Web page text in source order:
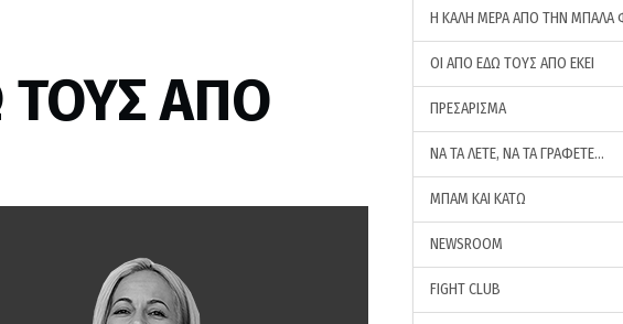
ΤΟΥΣ ΑΠΟ
H ΚΑΛΗ ΜΕΡΑ ΑΠΟ ΤΗΝ ΜΠΑΛΑ
ΟΙ ΑΠΟ ΕΔΩ ΤΟΥΣ ΑΠΟ ΕΚΕΙ
ΠΡΕΣΑΡΙΣΜΑ
ΝΑ ΤΑ ΛΕΤΕ, ΝΑ ΤΑ ΓΡΑΦΕΤΕ…
ΜΠΑΜ ΚΑΙ ΚΑΤΩ
NEWSROOM
FIGHT CLUB